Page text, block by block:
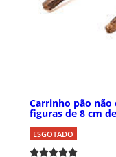
Carrinho pão
figuras de 8 cm
ESGOTADO